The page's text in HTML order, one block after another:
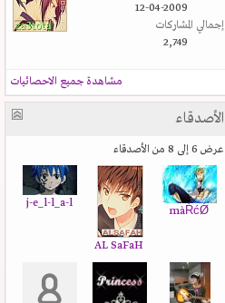
12-04-2009
إجمالي المشاركات
2,749
مشاهدة جميع الاحصائيات
الأصدقاء
عرض 6 إلى 8 من الأصدقاء
màŔćǾ
AL SaFaH
j-e_l-l_a-l